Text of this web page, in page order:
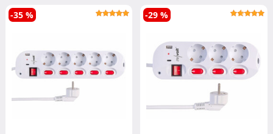
GaN a...
en 1...
-35 % -29 %